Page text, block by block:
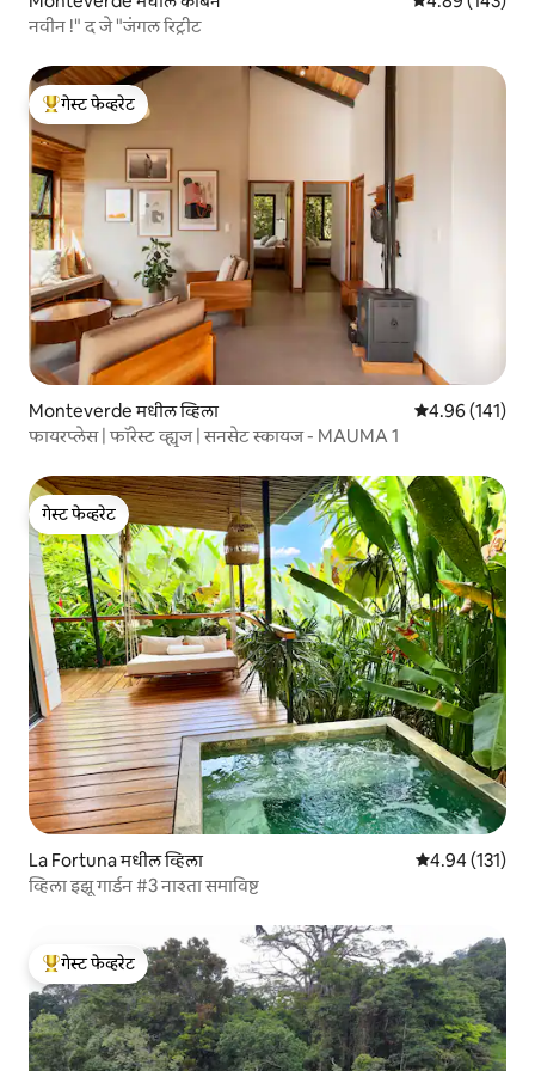
नवीन !" द जे "जंगल रिट्रीट
टॉप गेस्ट फेव्हरेट
गेस्ट फेव्हरेट
Monteverde मधील व्हिला 5 पैकी 4.96
4.96 (141)
फायरप्लेस | फॉरेस्ट व्ह्यूज | सनसेट स्कायज - MAUMA 1
गेस्ट फेव्हरेट
गेस्ट फेव्हरेट
La Fortuna मधील व्हिला 5 पैकी 4.94
4.94 (131)
व्हिला इझू गार्डन #3 नाश्ता समाविष्ट
टॉप गेस्ट फेव्हरेट
गेस्ट फेव्हरेट